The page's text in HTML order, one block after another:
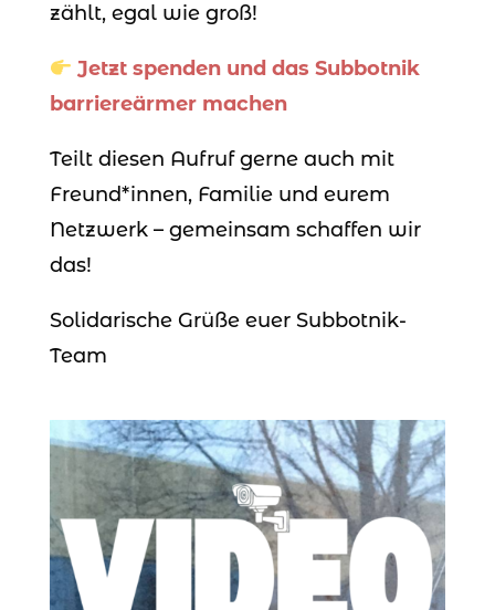
zählt, egal wie groß!
Jetzt spenden und das Subbotnik
barriereärmer machen
Teilt diesen Aufruf gerne auch mit
Freund*innen, Familie und eurem
Netzwerk – gemeinsam schaffen wir
das!
Solidarische Grüße euer Subbotnik-
Team